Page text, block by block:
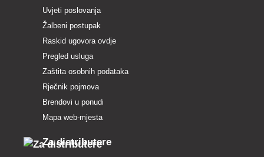
Uvjeti poslovanja
Žalbeni postupak
Raskid ugovora ovdje
Pregled usluga
Zaštita osobnih podataka
Rječnik pojmova
Brendovi u ponudi
Mapa web-mjesta
Za distributere